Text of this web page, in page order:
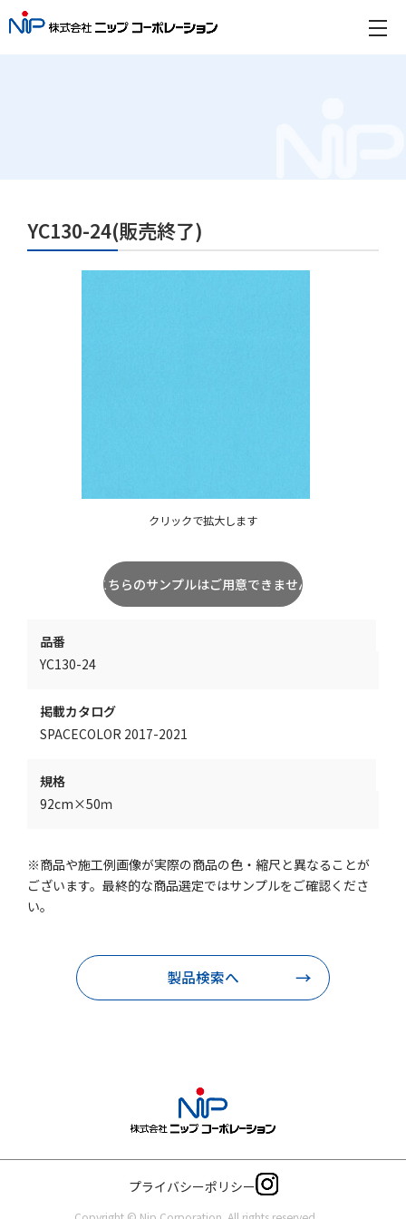
YC130-24(販売終了)
クリックで拡大します
品番
YC130-24
掲載カタログ
SPACECOLOR 2017-2021
規格
92cm×50ｍ
※商品や施工例画像が実際の商品の色・縮尺と異なることが
ございます。最終的な商品選定ではサンプルをご確認くださ
い。
製品検索へ
プライバシーポリシー